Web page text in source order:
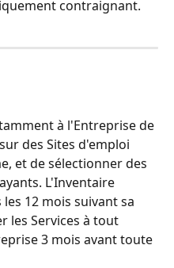
contraignant.
à l'Entreprise de
des Sites d'emploi
et de sélectionner des
L'Inventaire
12 mois suivant sa
les Services à tout
3 mois avant toute